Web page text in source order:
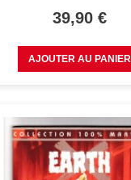
Prix
39,90 €
AJOUTER AU PANIER